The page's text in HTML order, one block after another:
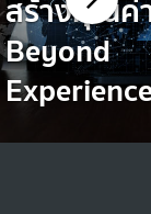
สร้างคุณค่
Beyond